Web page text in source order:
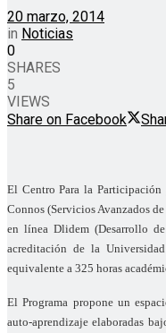
20 marzo, 2014
in Noticias
0
SHARES
5
VIEWS
Share on Facebook
El Centro Para la
Connos (Servicios Avanzados
en línea Dlidem (Desarrollo
acreditación de la
equivalente a 325 horas
El Programa propone un
auto-aprendizaje elaboradas